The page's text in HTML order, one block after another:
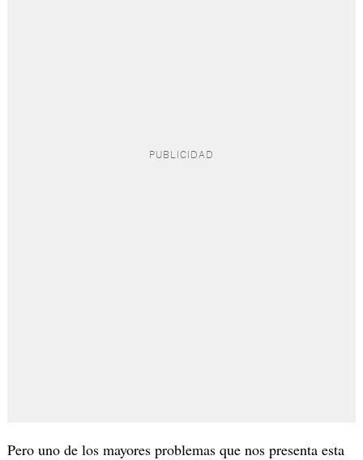
Pero uno de los mayores problemas que nos presenta esta